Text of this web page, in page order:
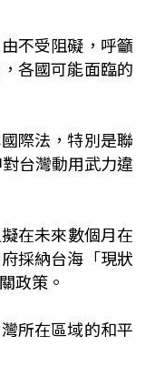
不受阻礙，呼籲
各國可能面臨的
際法，特別是聯
台灣動用武力違
在未來數個月在
採納台海「現狀
政策。
所在區域的和平